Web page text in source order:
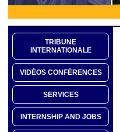
TRIBUNE
INTERNATIONALE
VIDÉOS CONFÉRENCES
SERVICES
INTERNSHIP AND JOBS